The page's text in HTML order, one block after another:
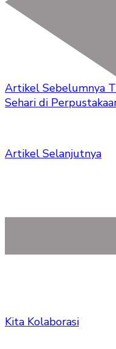
Artikel Sebelumnya
Sehari di
Artikel Selanjutnya
Kita Kolaborasi